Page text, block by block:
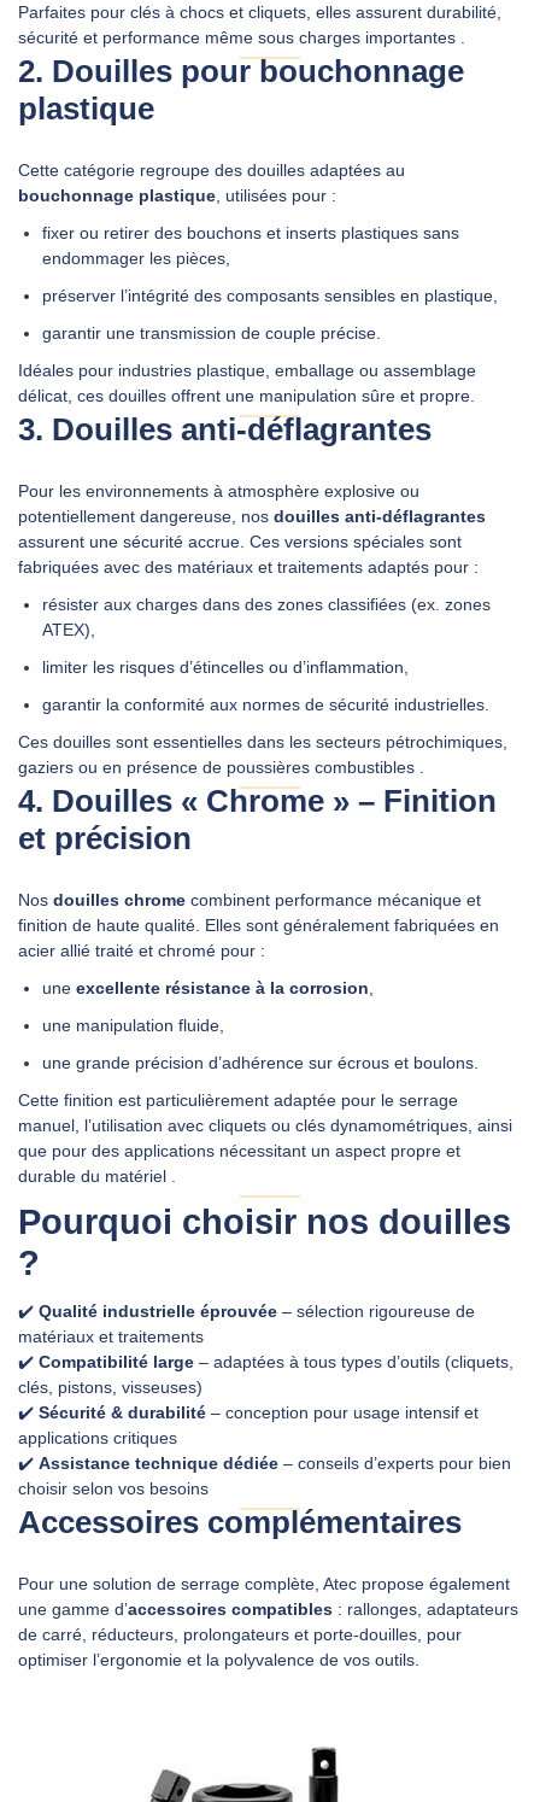
Parfaites pour clés à chocs et cliquets, elles assurent durabilité,
sécurité et performance même sous charges importantes
2. Douilles pour bouchonnage
plastique
Cette catégorie regroupe des douilles adaptées au
bouchonnage plastique , utilisées pour :
fixer ou retirer des bouchons et inserts plastiques sans
endommager les pièces,
préserver l’intégrité des composants sensibles en plastique,
garantir une transmission de couple précise.
Idéales pour industries plastique, emballage ou assemblage
délicat, ces douilles offrent une manipulation sûre et propre.
3. Douilles anti‑déflagrantes
Pour les environnements à atmosphère explosive ou
potentiellement dangereuse, nos douilles anti‑déflagrantes
assurent une sécurité accrue. Ces versions spéciales sont
fabriquées avec des matériaux et traitements adaptés pour :
résister aux charges dans des zones classifiées (ex. zones
ATEX),
limiter les risques d’étincelles ou d’inflammation,
garantir la conformité aux normes de sécurité industrielles.
Ces douilles sont essentielles dans les secteurs pétrochimiques,
gaziers ou en présence de poussières combustibles
4. Douilles « Chrome » – Finition
et précision
Nos douilles chrome combinent performance mécanique et
finition de haute qualité. Elles sont généralement fabriquées en
acier allié traité et chromé pour :
une excellente résistance à la corrosion
une manipulation fluide,
une grande précision d’adhérence sur écrous et boulons.
Cette finition est particulièrement adaptée pour le serrage
manuel, l’utilisation avec cliquets ou clés dynamométriques, ainsi
que pour des applications nécessitant un aspect propre et
durable du matériel
Pourquoi choisir nos douilles
?
✔️ Qualité industrielle éprouvée – sélection rigoureuse de
matériaux et traitements
✔️ Compatibilité large – adaptées à tous types d’outils (cliquets,
clés, pistons, visseuses)
✔️ Sécurité & durabilité – conception pour usage intensif et
applications critiques
✔️ Assistance technique dédiée – conseils d’experts pour bien
choisir selon vos besoins
Accessoires complémentaires
Pour une solution de serrage complète, Atec propose également
une gamme d’accessoires compatibles : rallonges, adaptateurs
de carré, réducteurs, prolongateurs et porte‑douilles, pour
optimiser l’ergonomie et la polyvalence de vos outils.